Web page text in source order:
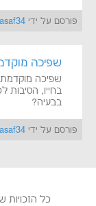
פורסם על ידי asaf34
שפיכה
שפיכה
בחייו, הסיבות
בבעיה?
פורסם על ידי asaf34
כל הזכויות